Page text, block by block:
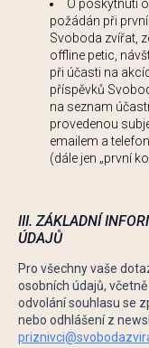
O poskytnutí
požádán při
Svoboda zvířat,
offline petic,
při účasti na
příspěvků
na seznam
provedenou
emailem a
(dále jen „první
III. ZÁKLADNÍ
ÚDAJŮ
Pro všechny vaše
osobních údajů,
odvolání souhlasu se
nebo odhlášení z